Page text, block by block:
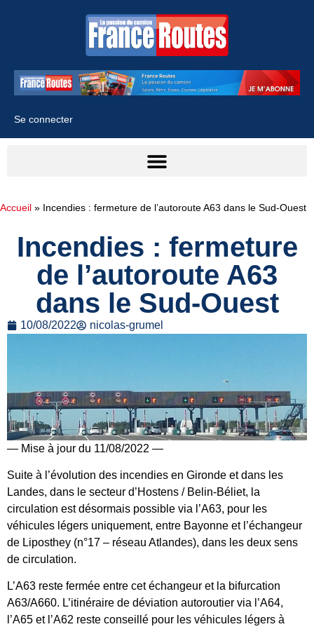
Se connecter
Accueil » Incendies : fermeture de l’autoroute A63 dans le Sud-Ouest
Incendies : fermeture
de l’autoroute A63
dans le Sud-Ouest
10/08/2022 nicolas-grumel
— Mise à jour du 11/08/2022 —
Suite à l’évolution des incendies en Gironde et dans les
Landes, dans le secteur d’Hostens / Belin‐Béliet, la
circulation est désormais possible via l’A63, pour les
véhicules légers uniquement, entre Bayonne et l’échangeur
de Liposthey (n°17 – réseau Atlandes), dans les deux sens
de circulation.
L’A63 reste fermée entre cet échangeur et la bifurcation
A63/A660. L’itinéraire de déviation autoroutier via l’A64,
l’A65 et l’A62 reste conseillé pour les véhicules légers à